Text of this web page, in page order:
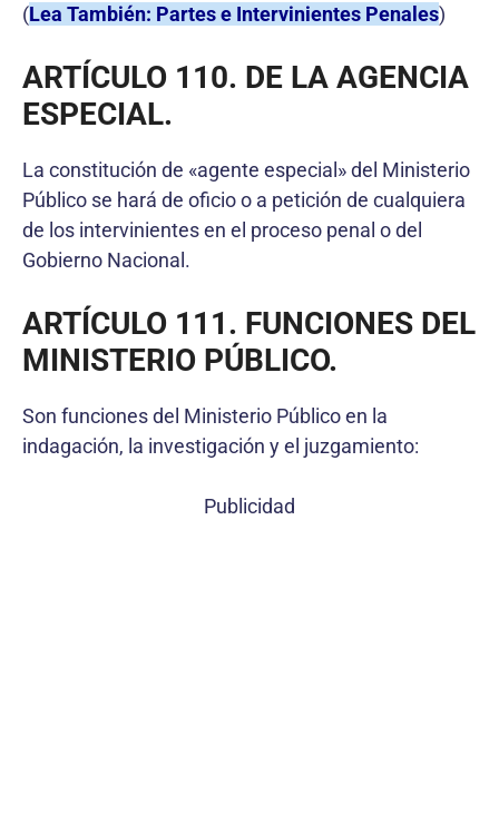
(Lea También: Partes e Intervinientes Penales)
ARTÍCULO 110. DE LA AGENCIA
ESPECIAL.
La constitución de «agente especial» del Ministerio
Público se hará de oficio o a petición de cualquiera
de los intervinientes en el proceso penal o del
Gobierno Nacional.
ARTÍCULO 111. FUNCIONES DEL
MINISTERIO PÚBLICO.
Son funciones del Ministerio Público en la
indagación, la investigación y el juzgamiento:
Publicidad